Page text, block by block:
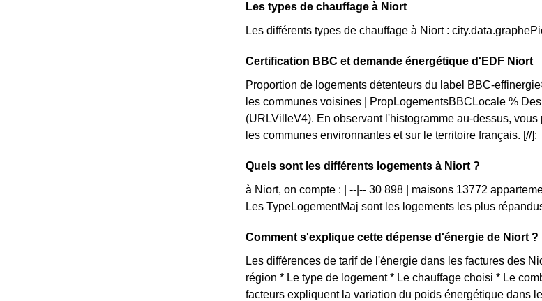
Les types de chauffage à Niort
Les différents types de chauffage à Niort :
Certification BBC et demande énergétique d'EDF Niort
Proportion de logements détenteurs du label BBC-
les communes voisines | PropLogementsBBCLocale %
(URLVilleV4). En observant l'histogramme au-dessus,
les communes environnantes et sur le territoire français. [//]:
Quels sont les différents logements à Niort ?
à Niort, on compte : | --|-- 30 898 | maisons 13772
Les TypeLogementMaj sont les logements les plus
Comment s'explique cette dépense d'énergie de Niort ?
Les différences de tarif de l'énergie dans les factures des
région * Le type de logement * Le chauffage choisi * Le
facteurs expliquent la variation du poids énergétique dans